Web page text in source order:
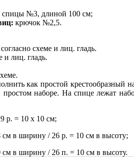
спицы №3, длиной 100 см;
крючок №2,5.
схеме и лиц. гладь.
и лиц. гладь.
как простой крестообразный
наборе. На спице лежат
р. = 10 х 10 см;
см в ширину / 26 р. = 10 см в высоту;
см в ширину / 26 п. = 10 см в высоту.